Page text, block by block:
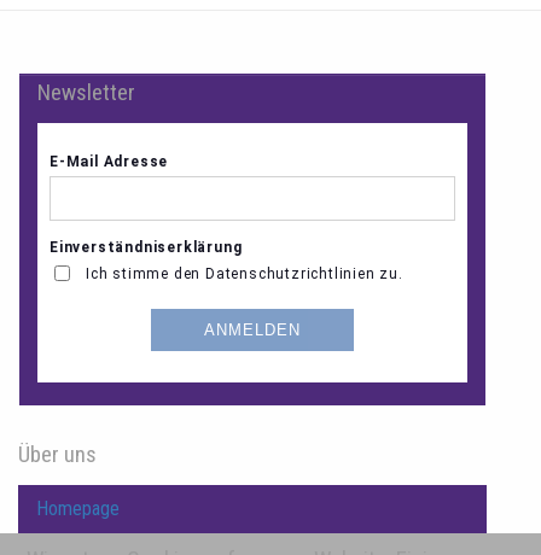
Newsletter
Über uns
Homepage